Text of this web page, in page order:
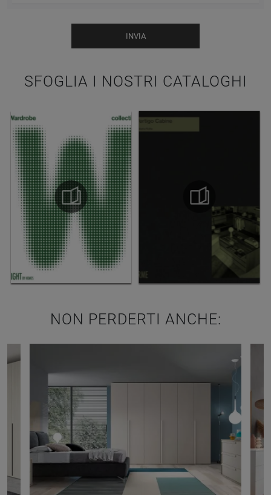
SFOGLIA I NOSTRI CATALOGHI
INVIA
NON PERDERTI ANCHE: